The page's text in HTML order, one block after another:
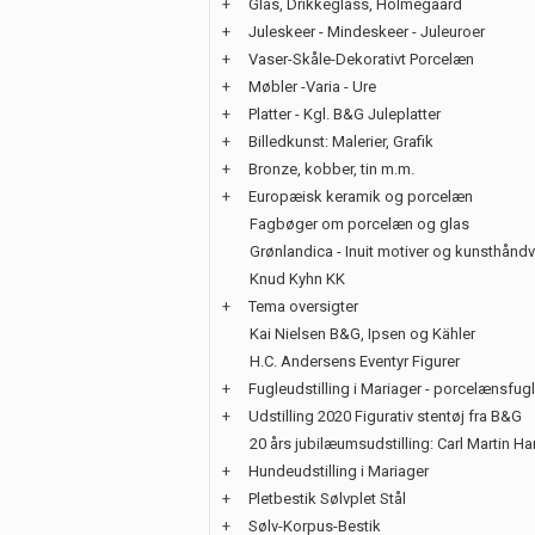
+
Glas, Drikkeglass, Holmegaard
+
Juleskeer - Mindeskeer - Juleuroer
+
Vaser-Skåle-Dekorativt Porcelæn
+
Møbler -Varia - Ure
+
Platter - Kgl. B&G Juleplatter
+
Billedkunst: Malerier, Grafik
+
Bronze, kobber, tin m.m.
+
Europæisk keramik og porcelæn
Fagbøger om porcelæn og glas
Grønlandica - Inuit motiver og
Knud Kyhn KK
+
Tema oversigter
Kai Nielsen B&G, Ipsen og Kähler
H.C. Andersens Eventyr Figurer
+
Fugleudstilling i Mariager -
+
Udstilling 2020 Figurativ stentøj fra B&G
20 års jubilæumsudstilling: Carl Martin
+
Hundeudstilling i Mariager
+
Pletbestik Sølvplet Stål
+
Sølv-Korpus-Bestik